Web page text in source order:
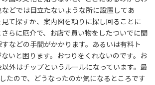
どでは目立たないような所に設置してあ
て探すか、案内図を頼りに探し回ることに
らに厄介で、お店で買い物をしたついでに聞
などの手間がかかります。あるいは有料ト
いと困ります。おつりをくれないのです。お
外はチップというルールになっています。最
たので、どうなったのか気になるところです